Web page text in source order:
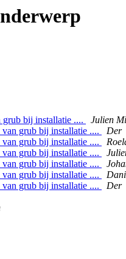
bij installatie ....
Julien
grub bij installatie ....
Der
grub bij installatie ....
grub bij installatie ....
grub bij installatie ....
grub bij installatie ....
grub bij installatie ....
Der